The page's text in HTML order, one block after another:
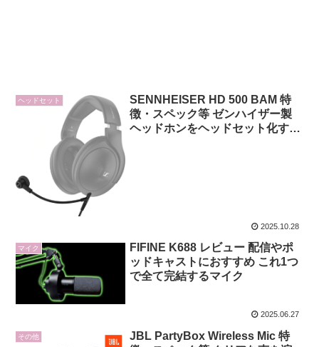
ヘッドセット
SENNHEISER HD 500 BAM 特
徴・スペック等 ゼンハイザー製
ヘッドホンをヘッドセット化する
2025.10.28
マイク
FIFINE K688 レビュー 配信やポ
ッドキャストにおすすめ これ1つ
で全て完結するマイク
2025.06.27
その他
JBL PartyBox Wireless Mic 特